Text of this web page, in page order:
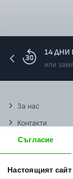
Съгласие
Настоящият
14 ДНИ
или
За нас
Контакти
Методи доставка
Начини плащане
Връщане на